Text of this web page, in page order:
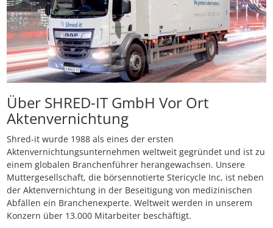
Über SHRED-IT GmbH Vor Ort
Aktenvernichtung
Shred-it wurde 1988 als eines der ersten
Aktenvernichtungsunternehmen weltweit gegründet und ist zu
einem globalen Branchenführer herangewachsen. Unsere
Muttergesellschaft, die börsennotierte Stericycle Inc, ist neben
der Aktenvernichtung in der Beseitigung von medizinischen
Abfällen ein Branchenexperte. Weltweit werden in unserem
Konzern über 13.000 Mitarbeiter beschäftigt.